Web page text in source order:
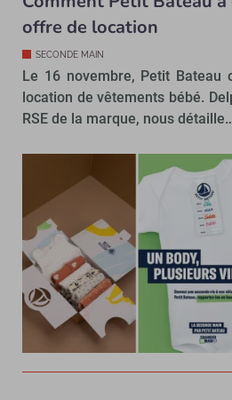
offre de location
SECONDE MAIN
Le 16 novembre, Petit Bateau
location de vêtements bébé.
RSE de la marque, nous